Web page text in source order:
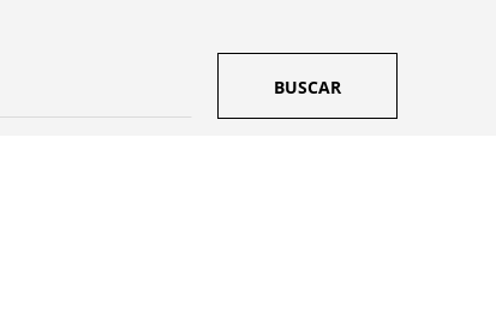
BUSCAR